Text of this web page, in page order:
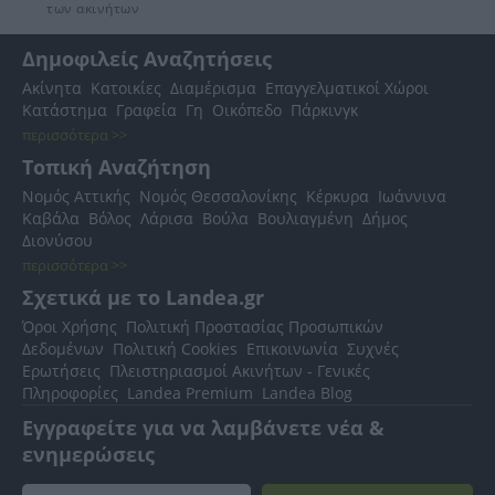
των ακινήτων
Δημοφιλείς Αναζητήσεις
Ακίνητα Κατοικίες Διαμέρισμα Επαγγελματικοί Χώροι
Κατάστημα Γραφεία Γη Οικόπεδο Πάρκινγκ
περισσότερα >>
Τοπική Αναζήτηση
Νομός Αττικής Νομός Θεσσαλονίκης Κέρκυρα Ιωάννινα
Καβάλα Βόλος Λάρισα Βούλα Βουλιαγμένη Δήμος
Διονύσου
περισσότερα >>
Σχετικά με το Landea.gr
Όροι Χρήσης Πολιτική Προστασίας Προσωπικών
Δεδομένων Πολιτική Cookies Επικοινωνία Συχνές
Ερωτήσεις Πλειστηριασμοί Ακινήτων - Γενικές
Πληροφορίες Landea Premium Landea Blog
Εγγραφείτε για να λαμβάνετε νέα &
ενημερώσεις